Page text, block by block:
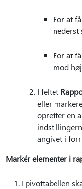
For at
nederst
For at
mod
I feltet
eller
opretter en
angivet i
Markér elementer i
I pivottabellen